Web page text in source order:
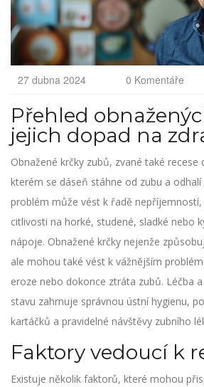
27 dubna 2024 0 Komentáře
Přehled
jejich dopad na
Obnažené krčky zubů, zvané také recese
kterém se dáseň stáhne od zubu a
problém může vést k řadě nepříjemností,
citlivosti na horké, studené, sladké nebo
nápoje. Obnažené krčky nejenže
ale mohou také vést k vážnějším
eroze nebo dokonce ztráta zubů. Léčba
stavu zahrnuje správnou ústní hygienu,
kartáčků a pravidelné návštěvy zubního
Faktory vedoucí k
Existuje několik faktorů, které mohou